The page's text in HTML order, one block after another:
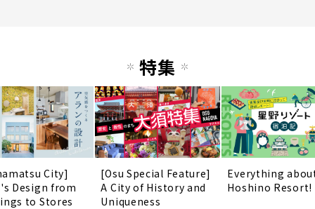
特集
City]
Design from
to Stores
[Osu Special Feature]
A City of History and
Uniqueness
Everything
Hoshino Resort!